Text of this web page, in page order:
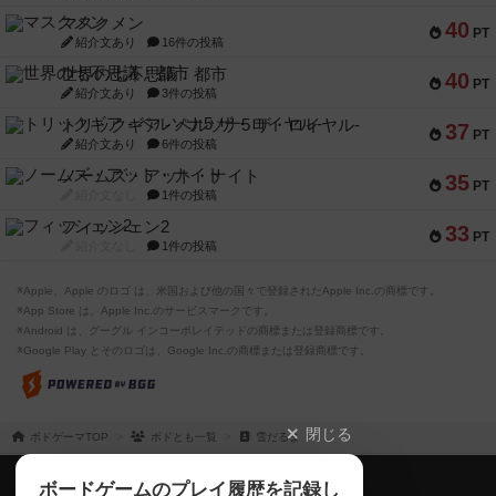
40 PT
マスクメン
紹介文あり 16件の投稿
40 PT
世界の七不思議：都市
紹介文あり 3件の投稿
37 PT
トリックギア - ペルソナ5 ザ・ロイヤル-
紹介文あり 6件の投稿
35 PT
ノームズ・アット・ナイト
1件の投稿
33 PT
フィッシェン2
1件の投稿
※Apple、Apple のロゴ は、米国および他の国々で登録されたApple Inc.の商標です。
※App Store は、Apple Inc.のサービスマークです。
※Android は、グーグル インコーポレイテッドの商標または登録商標です。
※Google Play とそのロゴは、Google Inc.の商標または登録商標です。
ボドゲーマTOP ボドとも一覧 雪だるま 閉じる
ボードゲームのプレイ履歴を記録し
ボドゲーマTOP